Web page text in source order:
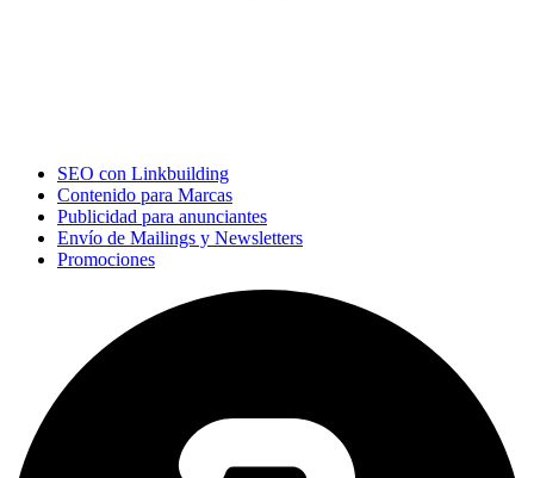
SEO con Linkbuilding
Contenido para Marcas
Publicidad para anunciantes
Envío de Mailings y Newsletters
Promociones